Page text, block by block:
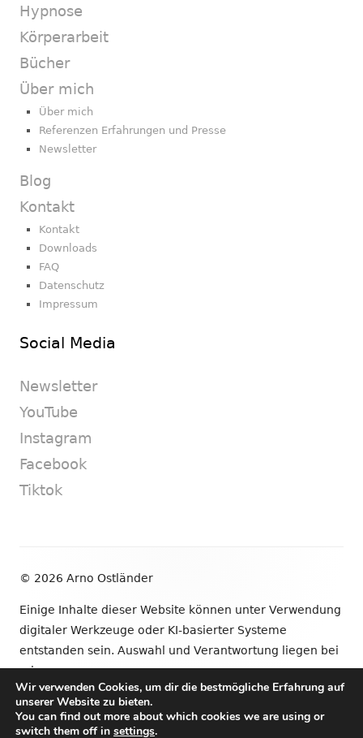
Hypnose
Körperarbeit
Bücher
Über mich
Über mich
Referenzen Erfahrungen und Presse
Newsletter
Blog
Kontakt
Kontakt
Downloads
FAQ
Datenschutz
Impressum
Social Media
Newsletter
YouTube
Instagram
Facebook
Tiktok
© 2026 Arno Ostländer
Einige Inhalte dieser Website können unter Verwendung
digitaler Werkzeuge oder KI-basierter Systeme
entstanden sein. Auswahl und Verantwortung liegen bei
mir.
•VerwendetTiny Framework
Wir verwenden Cookies, um dir die bestmögliche Erfahrung auf
unserer Website zu bieten.
You can find out more about which cookies we are using or
switch them off in settings.